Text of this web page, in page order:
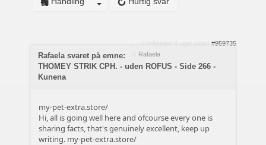
#959735
Rafaela
Rafaela svaret på emne:
THOMEY STRIK CPH. - uden ROFUS - Side 266 -
Kunena
my-pet-extra.store/
Hi, all is going well here and ofcourse every one is
sharing facts, that's genuinely excellent, keep up
writing. my-pet-extra.store/